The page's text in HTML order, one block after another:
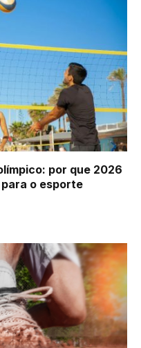
por que 2026
o esporte